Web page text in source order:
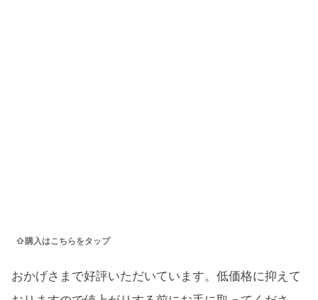
⇧購入はこちらをタップ
おかげさまで好評いただいています。低価格に抑えて